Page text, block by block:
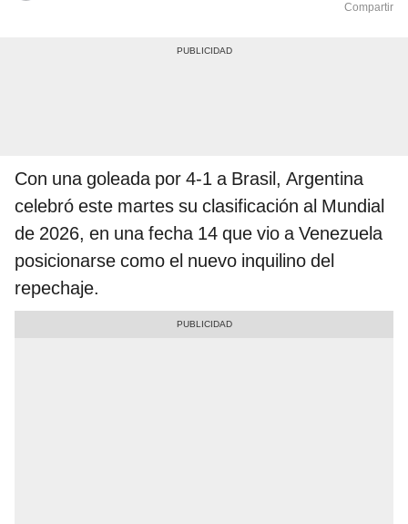
Compartir
Con una goleada por 4-1 a Brasil, Argentina
celebró este martes su clasificación al Mundial
de 2026, en una fecha 14 que vio a Venezuela
posicionarse como el nuevo inquilino del
repechaje.